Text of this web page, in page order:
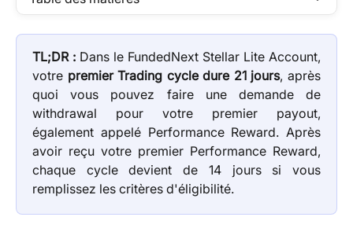
TL;DR : Dans le FundedNext Stellar Lite Account,
votre premier Trading cycle dure 21 jours, après
quoi vous pouvez faire une demande de
withdrawal pour votre premier payout,
également appelé Performance Reward. Après
avoir reçu votre premier Performance Reward,
chaque cycle devient de 14 jours si vous
remplissez les critères d'éligibilité.